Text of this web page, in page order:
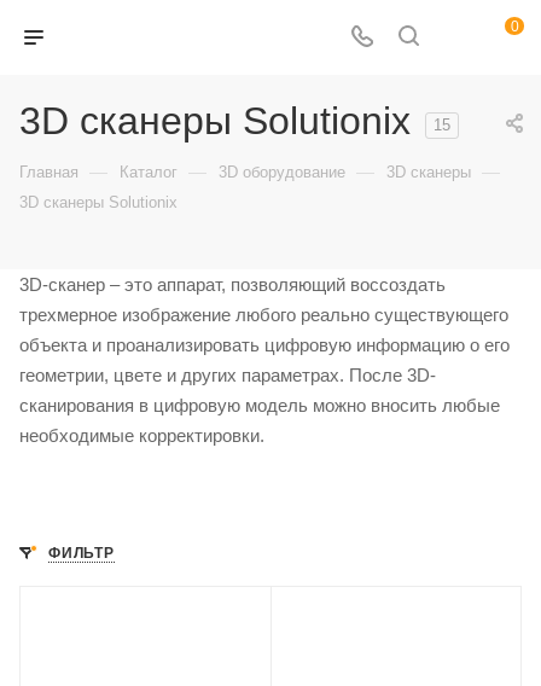
0
3D сканеры Solutionix 15
Главная — Каталог — 3D оборудование — 3D сканеры —
3D сканеры Solutionix
3D-сканер – это аппарат, позволяющий воссоздать
трехмерное изображение любого реально существующего
объекта и проанализировать цифровую информацию о его
геометрии, цвете и других параметрах. После 3D-
сканирования в цифровую модель можно вносить любые
необходимые корректировки.
ФИЛЬТР